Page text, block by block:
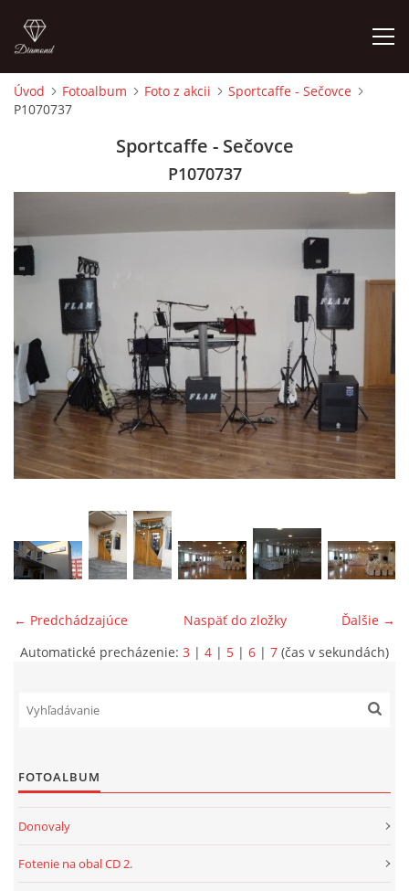
ÚVOD
AUDIO - VIDEO
VIDEOKLIPY
NÁVŠTEVNÁ KNIHA
ONÁS
Úvod Fotoalbum Foto z akcii
Sportcaffe - Sečovce
P1070737
Sportcaffe - Sečovce
P1070737
← Predchádzajúce Ďalšie →
Naspäť do zložky
Automatické precházenie: 3 | 4 | 5 | 6 | 7 (čas v sekundách)
FOTOALBUM
Donovaly
Fotenie na obal CD 2.